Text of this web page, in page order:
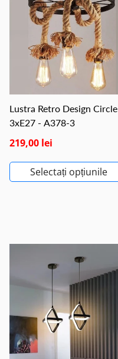
Lustra Retro Design Circle
3xE27 - A378-3
219,00 lei
Selectați opțiunile